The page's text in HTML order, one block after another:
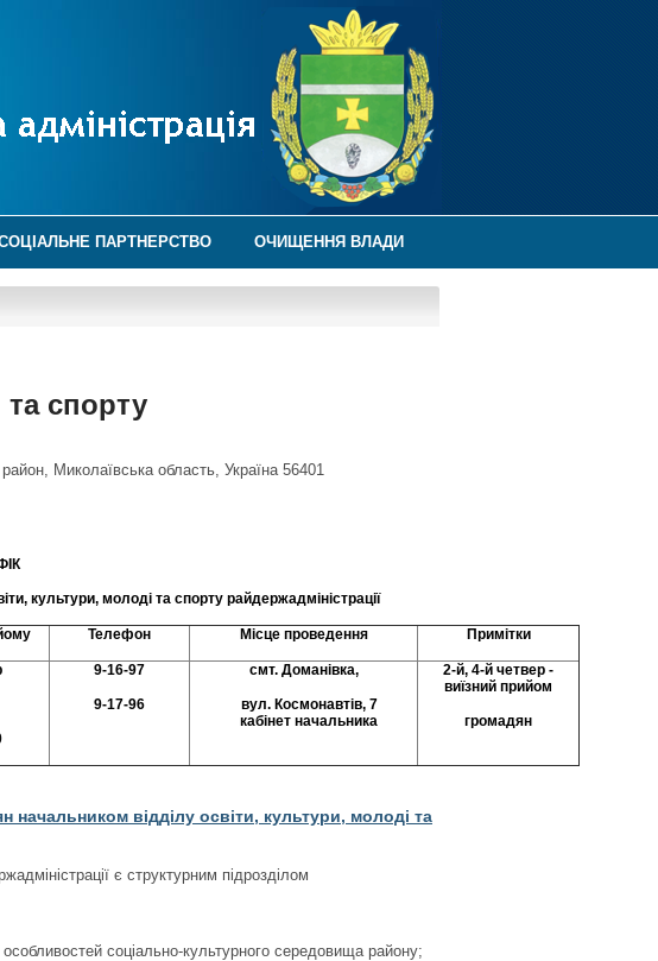
ПАРТНЕРСТВО ОЧИЩЕННЯ ВЛАДИ
та спорту
Миколаївська область, Україна 56401
культури, молоді та спорту райдержадміністрації
Телефон Місцепроведення Примітки
9-16-97
9-17-96
смт. Доманівка,
вул.Космонавтів, 7
кабінет начальника
2-й, 4-й четвер -
виїзний прийом
громадян
начальником відділу освіти, культури, молоді та
є структурним підрозділом
особливостей соціально-культурного середовища району;